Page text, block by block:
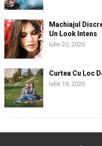
Machiajul
Un Look Intens
Iulie 20, 2026
Curtea Cu Loc
Iulie 19, 2026